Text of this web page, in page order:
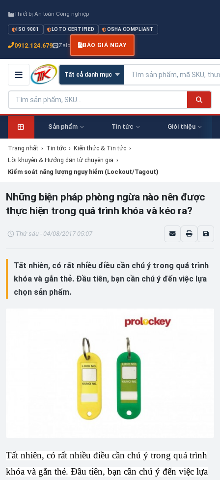
Thiết bị An toàn Công nghiệp
ISO 9001 LOTO CERTIFIED OSHA COMPLIANT
0912.124.679 Zalo BÁO GIÁ NGAY
Sản phẩm Tin tức Giới thiệu
Trang nhất › Tin tức › Kiến thức & Tin tức ›
Lời khuyên & Hướng dẫn từ chuyên gia ›
Kiểm soát năng lượng nguy hiểm (Lockout/Tagout)
Những biện pháp phòng ngừa nào nên được
thực hiện trong quá trình khóa và kéo ra?
Thứ sáu - 04/08/2017 05:07
Tất nhiên, có rất nhiều điều cần chú ý trong quá trình
khóa và gắn thẻ. Đầu tiên, bạn cần chú ý đến việc lựa
chọn sản phẩm.
Tất nhiên, có rất nhiều điều cần chú ý trong quá trình
khóa và gắn thẻ. Đầu tiên, bạn cần chú ý đến việc lựa